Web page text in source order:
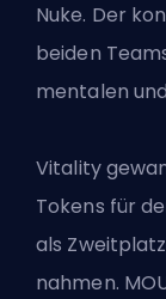
Nuke. Der
beiden
mentalen
Vitality
Tokens für
als
nahmen.